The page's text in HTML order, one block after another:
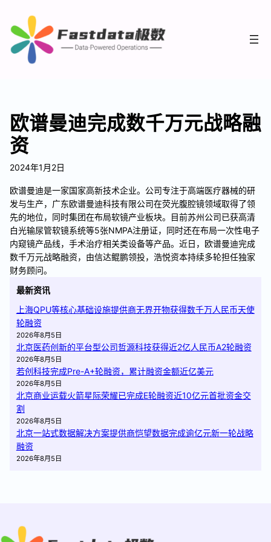
欧谱曼迪完成数千万元战略融
资
2024年1月2日
欧谱曼迪是一家国家高新技术企业。公司专注于高端医疗器械的研
发与生产，广东欧谱曼迪科技有限公司在荧光腹腔镜领域取得了领
先的地位，同时集团在布局软镜产业板块。目前苏州公司已获高清
白光输尿管软镜系统等5张NMPA注册证，同时还在布局一次性电子
内窥镜产品线，手术治疗相关类设备等产品。近日，欧谱曼迪完成
数千万元战略融资，由信达鲲鹏领投，浩悦资本持续多轮担任独家
财务顾问。
最新资讯
上海QPU等核心基础设施提供商无界开物获得数千万人民币天使
轮融资
2026年8月5日
北京医药创新的平台型公司哲源科技获得近2亿人民币A2轮融资
2026年8月5日
若创科技完成Pre-A+轮融资，累计融资金额近亿美元
2026年8月5日
北京商业运载火箭星际荣耀已完成E轮融资近10亿元首批资金交
割
2026年8月5日
北京一站式数据解决方案提供商恺望数据完成逾亿元新一轮战略
融资
2026年8月5日